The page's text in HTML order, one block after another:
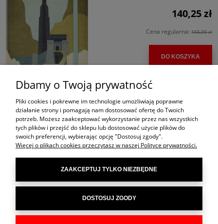
140,25 zł
Cena regularna: 165,00 zł
DO KOSZYKA
MOJE KONTO
Dbamy o Twoją prywatność
Pliki cookies i pokrewne im technologie umożliwiają poprawne
działanie strony i pomagają nam dostosować ofertę do Twoich
potrzeb. Możesz zaakceptować wykorzystanie przez nas wszystkich
tych plików i przejść do sklepu lub dostosować użycie plików do
swoich preferencji, wybierając opcję "Dostosuj zgody".
Więcej o plikach cookies przeczytasz w naszej Polityce prywatności.
ZAAKCEPTUJ TYLKO NIEZBĘDNE
DOSTOSUJ ZGODY